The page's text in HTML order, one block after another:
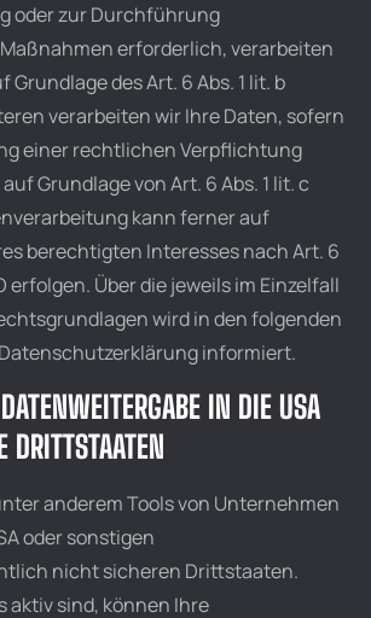
oder zur Durchführung
erforderlich, verarbeiten
Grundlage des Art. 6 Abs. 1 lit. b
verarbeiten wir Ihre Daten, sofern
einer rechtlichen Verpflichtung
Grundlage von Art. 6 Abs. 1 lit. c
kann ferner auf
berechtigten Interesses nach Art. 6
erfolgen. Über die jeweils im Einzelfall
wird in den folgenden
informiert.
IN DIE USA
DRITTSTAATEN
anderem Tools von Unternehmen
oder sonstigen
nicht sicheren Drittstaaten.
aktiv sind, können Ihre